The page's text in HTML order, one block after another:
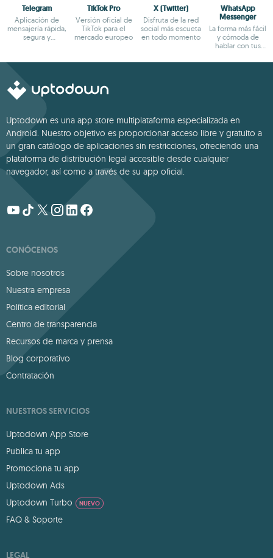
Telegram
Aplicación de
mensajería rápida,
segura y
TikTok Pro
Versión oficial de
TikTok para el
mercado europeo
X (Twitter)
Disfruta de la red
social más escueta
en todo momento
WhatsApp
Messenger
La forma más fácil
y cómoda de
hablar con tus
Uptodown es una app store multiplataforma especializada en
Android. Nuestro objetivo es proporcionar acceso libre y gratuito a
un gran catálogo de aplicaciones sin restricciones, ofreciendo una
plataforma de distribución legal accesible desde cualquier
navegador, así como a través de su app oficial.
CONÓCENOS
Sobre nosotros
Nuestra empresa
Política editorial
Centro de transparencia
Recursos de marca y prensa
Blog corporativo
Contratación
NUESTROS SERVICIOS
Uptodown App Store
Publica tu app
Promociona tu app
Uptodown Ads
Uptodown Turbo
NUEVO
FAQ & Soporte
LEGAL